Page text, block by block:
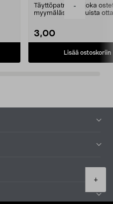
-
+
Täyttöpatruuna, joka
myymälästä – muista
3,00
Lisää ostoskoriin